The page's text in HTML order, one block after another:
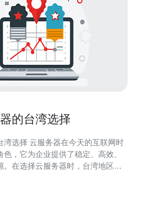
的台湾选择
天的互联网时
，它为企业提供了稳定、高效、
。在选择云服务器时，台湾地区的
一个